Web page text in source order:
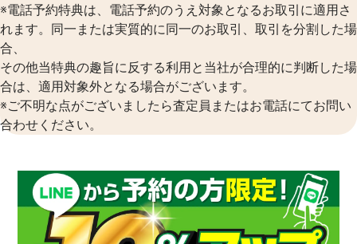
※電話予約特典は、電話予約のうえ対象となるお取引に適用さ
れます。同一または実質的に同一のお取引、取引を分割した場
合、
その他当特典の趣旨に反する利用と当社が合理的に判断した場
合は、適用対象外となる場合がございます。
※ご不明な点がございましたら査定員またはお電話にてお問い
合わせください。